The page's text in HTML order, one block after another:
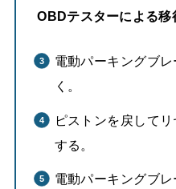
OBDテスターによる移
電動パーキングブ
く。
ピストンを戻して
する。
電動パーキングブ